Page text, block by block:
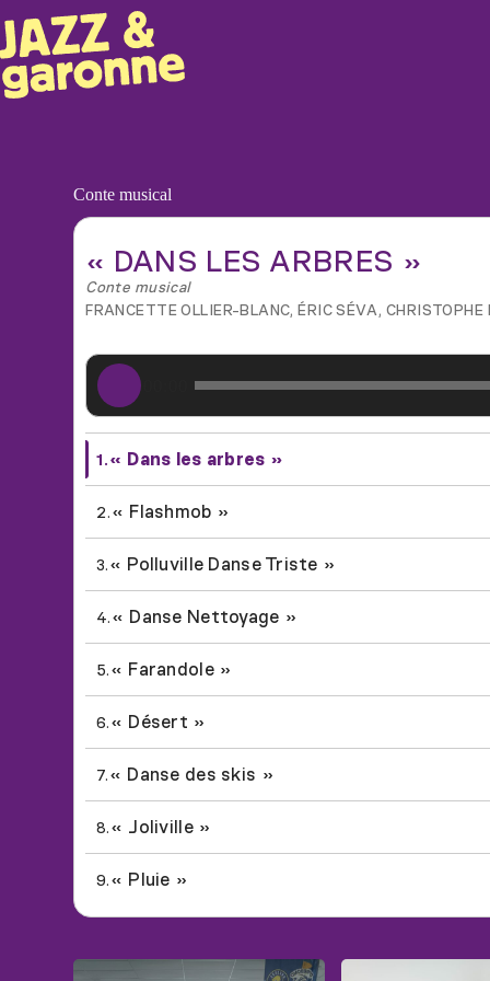
Conte musical
« DANS LES ARBRES »
Conte musical
FRANCETTE OLLIER-BLANC, ÉRIC SÉVA, CHRISTOPHE
Lecteur
audio
1.« Dans les arbres »
2.« Flashmob »
3.« Polluville Danse Triste »
4.« Danse Nettoyage »
5.« Farandole »
6.« Désert »
7.« Danse des skis »
8.« Joliville »
9.« Pluie »